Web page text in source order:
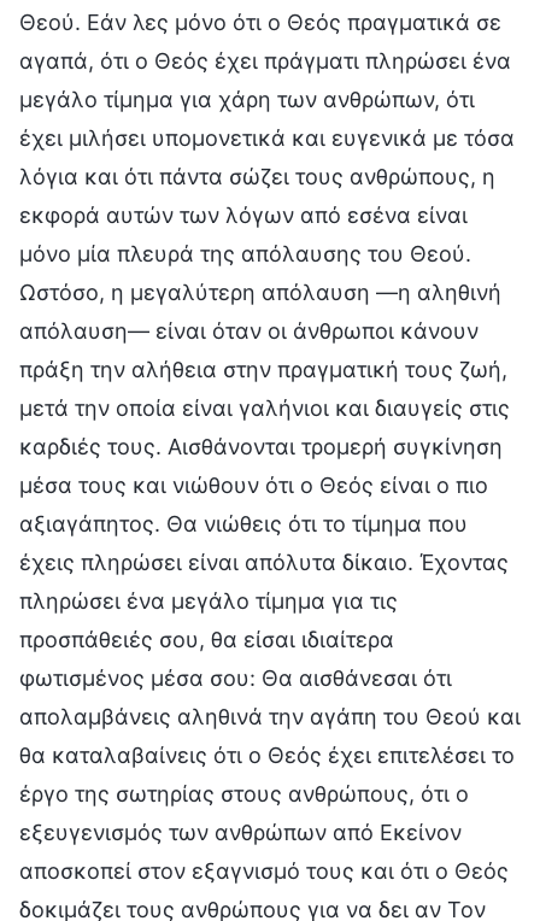
Θεού. Εάν λες μόνο ότι ο Θεός πραγματικά σε
αγαπά, ότι ο Θεός έχει πράγματι πληρώσει ένα
μεγάλο τίμημα για χάρη των ανθρώπων, ότι
έχει μιλήσει υπομονετικά και ευγενικά με τόσα
λόγια και ότι πάντα σώζει τους ανθρώπους, η
εκφορά αυτών των λόγων από εσένα είναι
μόνο μία πλευρά της απόλαυσης του Θεού.
Ωστόσο, η μεγαλύτερη απόλαυση —η αληθινή
απόλαυση— είναι όταν οι άνθρωποι κάνουν
πράξη την αλήθεια στην πραγματική τους ζωή,
μετά την οποία είναι γαλήνιοι και διαυγείς στις
καρδιές τους. Αισθάνονται τρομερή συγκίνηση
μέσα τους και νιώθουν ότι ο Θεός είναι ο πιο
αξιαγάπητος. Θα νιώθεις ότι το τίμημα που
έχεις πληρώσει είναι απόλυτα δίκαιο. Έχοντας
πληρώσει ένα μεγάλο τίμημα για τις
προσπάθειές σου, θα είσαι ιδιαίτερα
φωτισμένος μέσα σου: Θα αισθάνεσαι ότι
απολαμβάνεις αληθινά την αγάπη του Θεού και
θα καταλαβαίνεις ότι ο Θεός έχει επιτελέσει το
έργο της σωτηρίας στους ανθρώπους, ότι ο
εξευγενισμός των ανθρώπων από Εκείνον
αποσκοπεί στον εξαγνισμό τους και ότι ο Θεός
δοκιμάζει τους ανθρώπους για να δει αν Τον